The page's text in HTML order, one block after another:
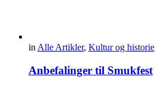
in Alle Artikler, Kultur og historie
Anbefalinger til Smukfest